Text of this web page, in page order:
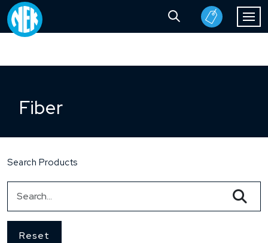
Fiber
Search Products
Reset